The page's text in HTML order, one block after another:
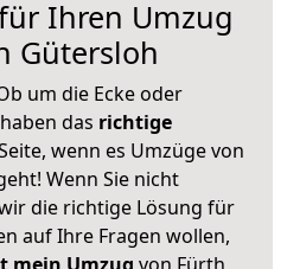
Ihren Umzug
Gütersloh
um die Ecke oder
das richtige
wenn es Umzüge von
Wenn Sie nicht
die richtige Lösung für
auf Ihre Fragen wollen,